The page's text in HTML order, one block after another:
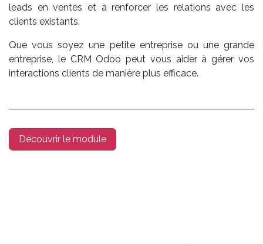
leads en ventes et à renforcer les relations avec les
clients existants.
Que vous soyez une petite entreprise ou une grande
entreprise, le CRM Odoo peut vous aider à gérer vos
interactions clients de manière plus efficace.
Découvrir le module